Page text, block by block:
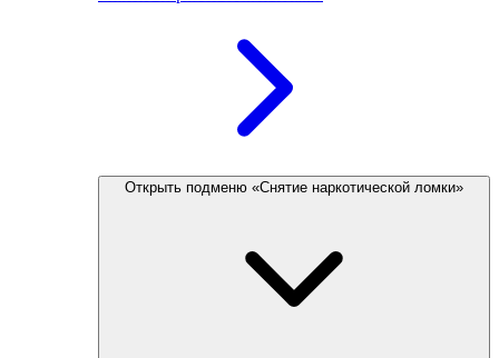
Открыть подменю «Снятие наркотической ломки»